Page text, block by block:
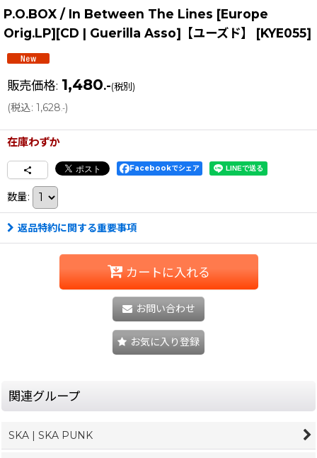
P.O.BOX / In Between The Lines [Europe
Orig.LP][CD | Guerilla Asso]【ユーズド】
[KYE055]
販売価格: 1,480.-(税別)
(税込: 1,628.-)
在庫わずか
Facebookでシェア
数量:
返品特約に関する重要事項
カートに入れる
お問い合わせ
お気に入り登録
関連グループ
SKA | SKA PUNK